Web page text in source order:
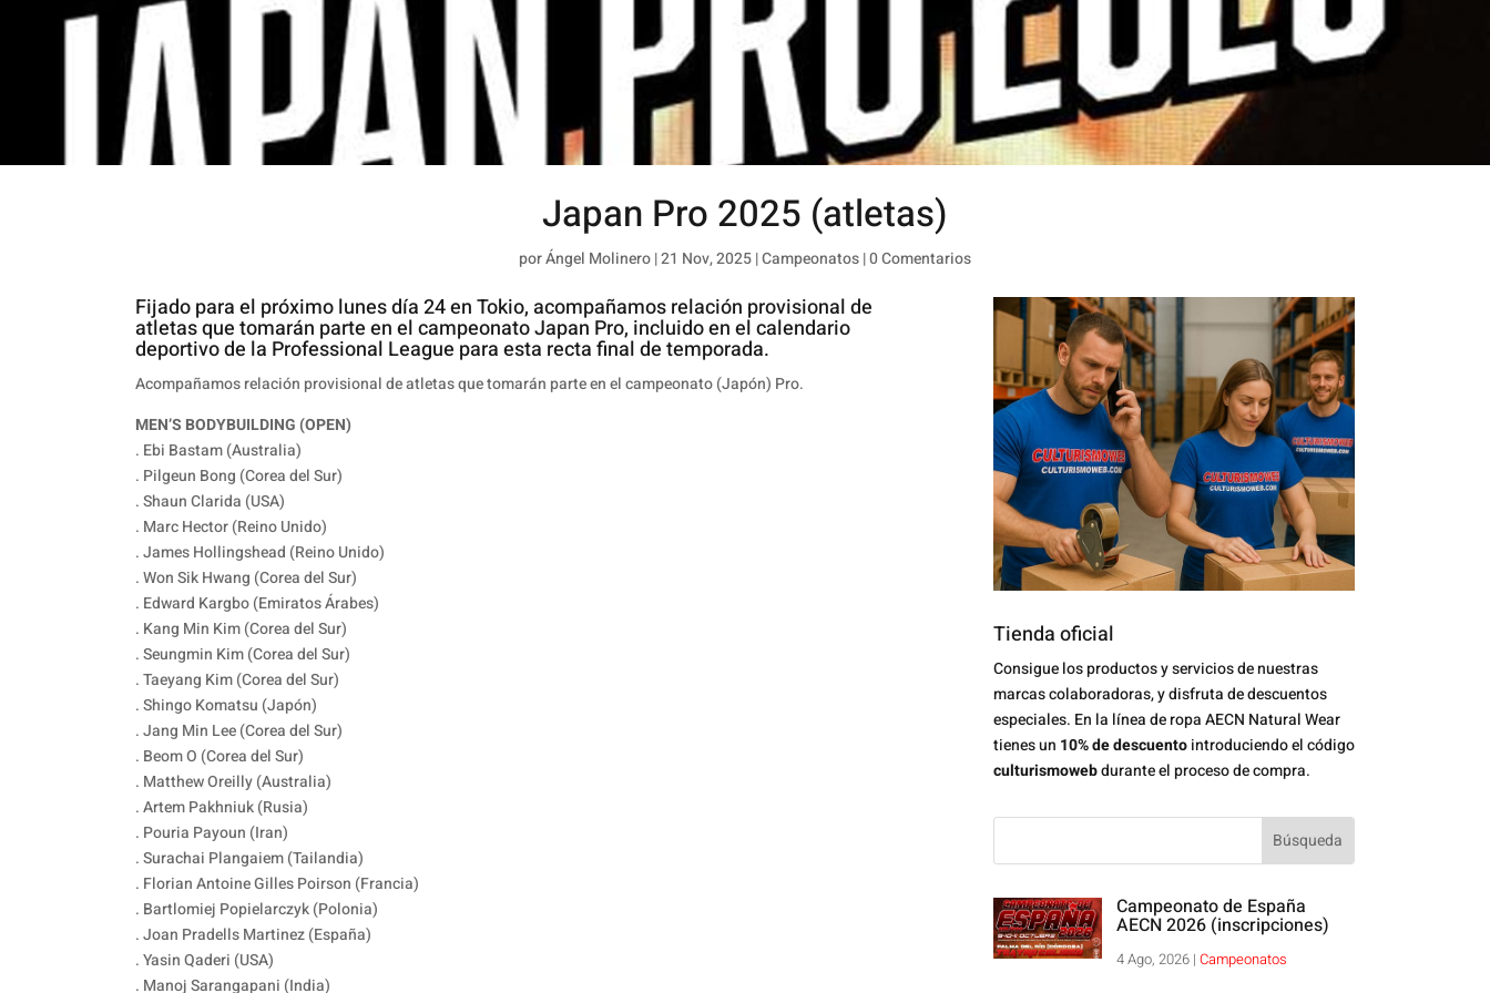
Japan Pro 2025 (atletas)
porÁngel Molinero|21 Nov, 2025|Campeonatos|0 Comentarios
Fijado para el próximo lunes día 24 en Tokio, acompañamos relación provisional de
atletas que tomarán parte en el campeonato Japan Pro, incluido en el calendario
deportivo de la Professional League para esta recta final de temporada.
Acompañamos relación provisional de atletas que tomarán parte en el campeonato (Japón) Pro.
MEN’S BODYBUILDING (OPEN)
. Ebi Bastam (Australia)
. Pilgeun Bong (Corea del Sur)
. Shaun Clarida (USA)
. Marc Hector (Reino Unido)
. James Hollingshead (Reino Unido)
. Won Sik Hwang (Corea del Sur)
. Edward Kargbo (Emiratos Árabes)
. Kang Min Kim (Corea del Sur)
. Seungmin Kim (Corea del Sur)
. Taeyang Kim (Corea del Sur)
. Shingo Komatsu (Japón)
. Jang Min Lee (Corea del Sur)
. Beom O (Corea del Sur)
. Matthew Oreilly (Australia)
. Artem Pakhniuk (Rusia)
. Pouria Payoun (Iran)
. Surachai Plangaiem (Tailandia)
. Florian Antoine Gilles Poirson (Francia)
. Bartlomiej Popielarczyk (Polonia)
. Joan Pradells Martinez (España)
. Yasin Qaderi (USA)
. Manoj Sarangapani (India)
Tienda oficial
Consigue los productos y servicios de nuestras
marcas colaboradoras, y disfruta de descuentos
especiales. En la línea de ropa AECN Natural Wear
tienes un 10% de descuentointroduciendo el código
culturismowebdurante el proceso de compra.
Campeonato de España
AECN 2026 (inscripciones)
4 Ago, 2026| Campeonatos